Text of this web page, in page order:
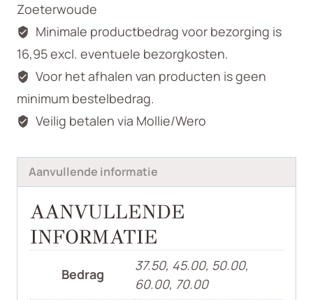
Zoeterwoude
Minimale productbedrag voor bezorging is
16,95 excl. eventuele bezorgkosten.
Voor het afhalen van producten is geen
minimum bestelbedrag.
Veilig betalen via Mollie/Wero
Aanvullende informatie
AANVULLENDE
INFORMATIE
Bedrag
37.50, 45.00, 50.00,
60.00, 70.00